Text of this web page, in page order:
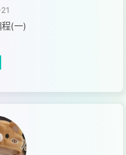
(一)